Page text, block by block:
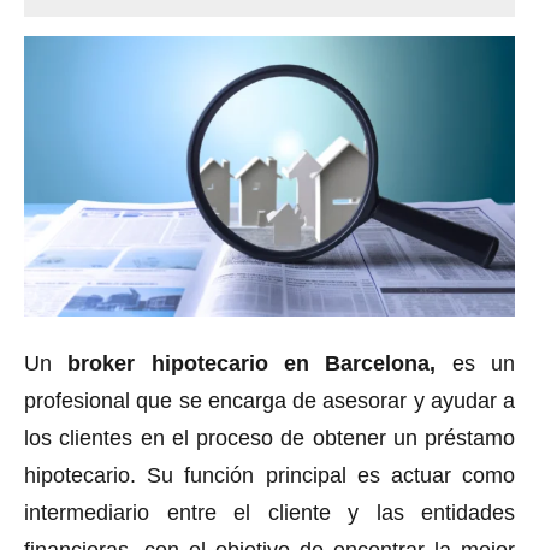
Un broker hipotecario en Barcelona, es un
profesional que se encarga de asesorar y ayudar a
los clientes en el proceso de obtener un préstamo
hipotecario. Su función principal es actuar como
intermediario entre el cliente y las entidades